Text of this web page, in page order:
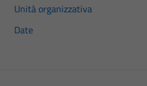
Unità organizzativa
Date